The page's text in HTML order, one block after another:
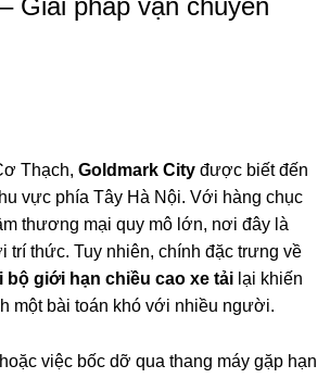
Giải pháp vận chuyển
Thạch, Goldmark City được biết đến
vực phía Tây Hà Nội. Với hàng chục
thương mại quy mô lớn, nơi đây là
trí thức. Tuy nhiên, chính đặc trưng về
giới hạn chiều cao xe tải lại khiến
một bài toán khó với nhiều người.
việc bốc dỡ qua thang máy gặp hạn